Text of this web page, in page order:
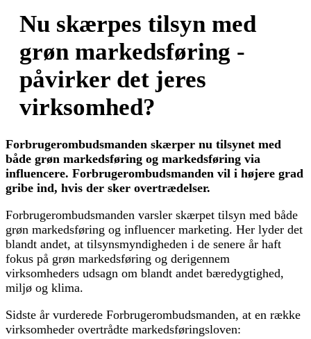
Nu skærpes tilsyn med
grøn markedsføring -
påvirker det jeres
virksomhed?
Forbrugerombudsmanden skærper nu tilsynet med
både grøn markedsføring og markedsføring via
influencere. Forbrugerombudsmanden vil i højere grad
gribe ind, hvis der sker overtrædelser.
Forbrugerombudsmanden varsler skærpet tilsyn med både
grøn markedsføring og influencer marketing. Her lyder det
blandt andet, at tilsynsmyndigheden i de senere år haft
fokus på grøn markedsføring og derigennem
virksomheders udsagn om blandt andet bæredygtighed,
miljø og klima.
Sidste år vurderede Forbrugerombudsmanden, at en række
virksomheder overtrådte markedsføringsloven: